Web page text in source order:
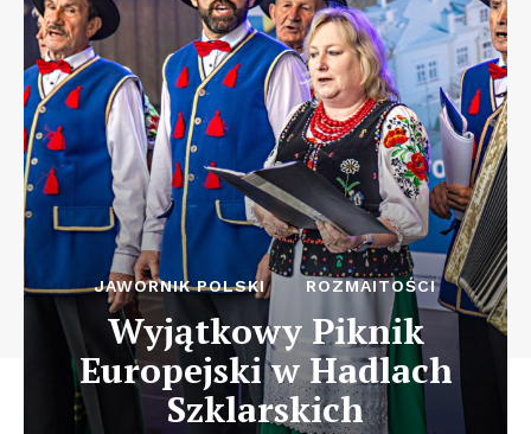
JAWORNIK POLSKI ROZMAITOŚCI
Wyjątkowy Piknik
Europejski w Hadlach
Szklarskich